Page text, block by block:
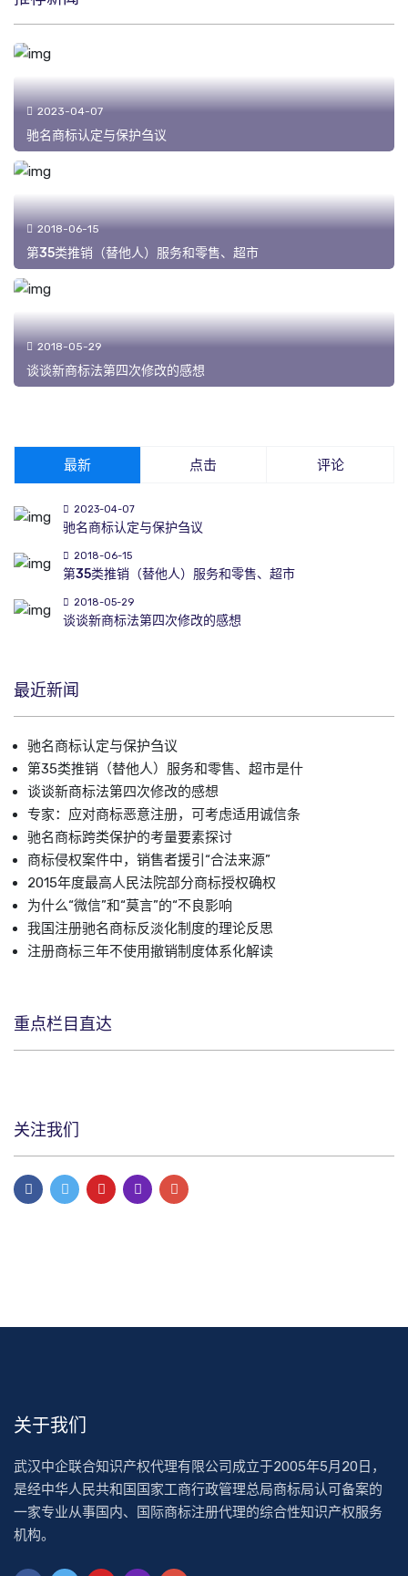
2023-04-07
驰名商标认定与保护刍议
2018-06-15
第35类推销（替他人）服务和零售、超市
2018-05-29
谈谈新商标法第四次修改的感想
最新 点击 评论
2023-04-07
驰名商标认定与保护刍议
2018-06-15
第35类推销（替他人）服务和零售、超市
2018-05-29
谈谈新商标法第四次修改的感想
最近新闻
驰名商标认定与保护刍议
第35类推销（替他人）服务和零售、超市是什
谈谈新商标法第四次修改的感想
专家：应对商标恶意注册，可考虑适用诚信条
驰名商标跨类保护的考量要素探讨
商标侵权案件中，销售者援引“合法来源”
2015年度最高人民法院部分商标授权确权
为什么“微信”和“莫言”的“不良影响
我国注册驰名商标反淡化制度的理论反思
注册商标三年不使用撤销制度体系化解读
重点栏目直达
关注我们
关于我们
武汉中企联合知识产权代理有限公司成立于2005年5月20日，
是经中华人民共和国国家工商行政管理总局商标局认可备案的
一家专业从事国内、国际商标注册代理的综合性知识产权服务
机构。